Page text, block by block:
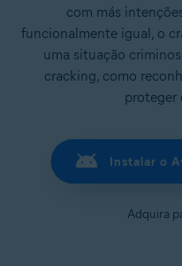
com más
funcionalmente igual, o
uma situação
cracking, como
proteger
Instalar o
Adquira